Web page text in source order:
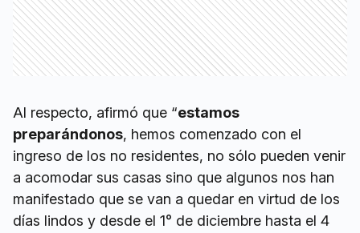
Al respecto, afirmó que “estamos
preparándonos, hemos comenzado con el
ingreso de los no residentes, no sólo pueden venir
a acomodar sus casas sino que algunos nos han
manifestado que se van a quedar en virtud de los
días lindos y desde el 1° de diciembre hasta el 4